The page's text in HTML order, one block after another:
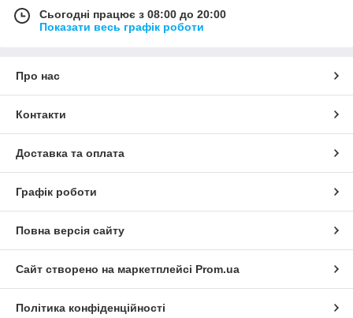
Сьогодні працює з 08:00 до 20:00
Показати весь графік роботи
Про нас
Контакти
Доставка та оплата
Графік роботи
Повна версія сайту
Сайт створено на маркетплейсі Prom.ua
Політика конфіденційності